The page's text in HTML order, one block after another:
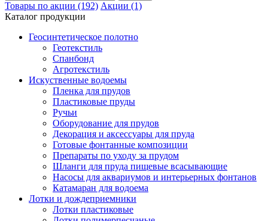
Товары по акции (192) Акции (1)
Каталог продукции
Геосинтетическое полотно
Геотекстиль
Спанбонд
Агротекстиль
Искуственные водоемы
Пленка для прудов
Пластиковые пруды
Ручьи
Оборудование для прудов
Декорация и аксессуары для пруда
Готовые фонтанные композиции
Препараты по уходу за прудом
Шланги для пруда пищевые всасывающие
Насосы для аквариумов и интерьерных фонтанов
Катамаран для водоема
Лотки и дождеприемники
Лотки пластиковые